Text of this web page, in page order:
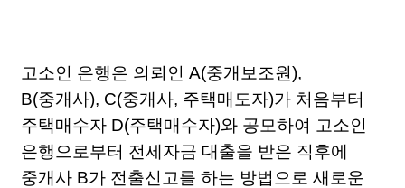
고소인 은행은 의뢰인 A(중개보조원),
B(중개사), C(중개사, 주택매도자)가 처음부터
주택매수자 D(주택매수자)와 공모하여 고소인
은행으로부터 전세자금 대출을 받은 직후에
중개사 B가 전출신고를 하는 방법으로 새로운